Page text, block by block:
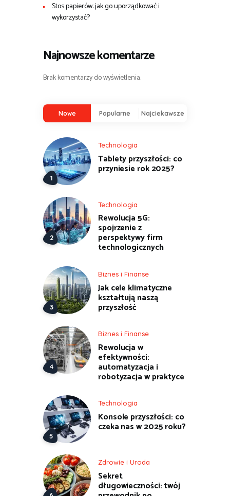
Stos papierów: jak go uporządkować i
wykorzystać?
Najnowsze komentarze
Brak komentarzy do wyświetlenia.
Nowe Popularne Najciekawsze
Technologia
Tablety przyszłości: co
przyniesie rok 2025?
Technologia
Rewolucja 5G:
spojrzenie z
perspektywy firm
technologicznych
Biznes i Finanse
Jak cele klimatyczne
kształtują naszą
przyszłość
Biznes i Finanse
Rewolucja w
efektywności:
automatyzacja i
robotyzacja w praktyce
Technologia
Konsole przyszłości: co
czeka nas w 2025 roku?
Zdrowie i Uroda
Sekret
długowieczności: twój